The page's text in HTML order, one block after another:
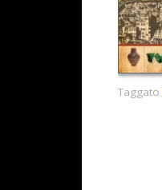
Taggato